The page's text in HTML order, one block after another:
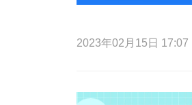
2023年02月15日 17:07